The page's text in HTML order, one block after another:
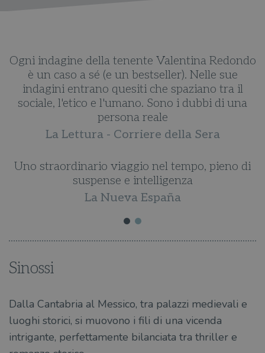
della tenente Valentina Redondo
caso a sé (e un bestseller). Nelle sue
entrano quesiti che spaziano tra il
l'etico e l'umano. Sono i dubbi di una
persona reale
La Lettura - Corriere della Sera
viaggio nel tempo, pieno di
suspense e intelligenza
La Nueva España
Ecco
facilità
che lei
Sinossi
Dalla Cantabria al Messico, tra palazzi medievali e
luoghi storici, si muovono i fili di una vicenda
intrigante, perfettamente bilanciata tra thriller e